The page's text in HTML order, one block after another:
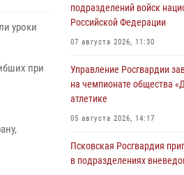
уроки
при
подразделений войск
Российской Федерации
07 августа 2026, 11:30
Управление Росгвардии
на чемпионате общества
атлетике
05 августа 2026, 14:17
Псковская Росгвардия
в подразделениях